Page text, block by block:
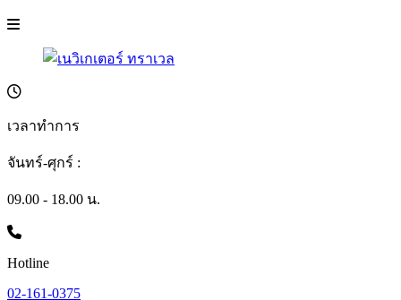
เวลาทำการ
จันทร์-ศุกร์ :
09.00 - 18.00 น.
Hotline
02-161-0375